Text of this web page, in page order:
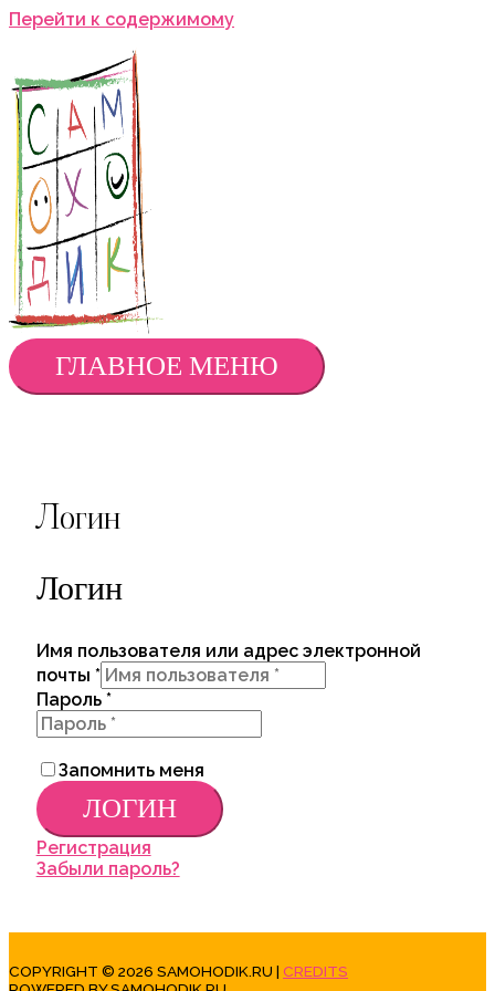
Перейти к содержимому
ГЛАВНОЕ МЕНЮ
Логин
Логин
Имя пользователя или адрес электронной
почты *
Пароль *
Запомнить меня
ЛОГИН
Регистрация
Забыли пароль?
COPYRIGHT © 2026 SAMOHODIK.RU | CREDITS